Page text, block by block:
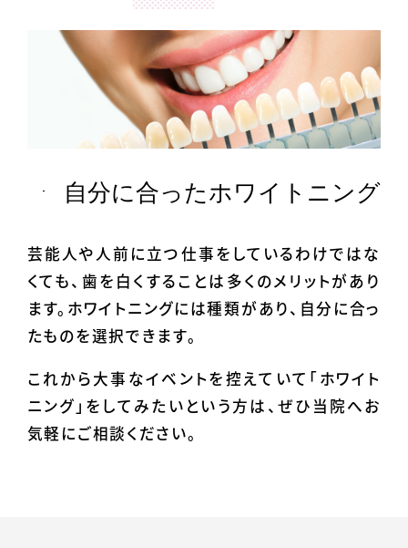
自分に合ったホワイトニング
芸能人や人前に立つ仕事をしているわけではな
くても、歯を白くすることは多くのメリットがあり
ます。ホワイトニングには種類があり、自分に合っ
たものを選択できます。
これから大事なイベントを控えていて「ホワイト
ニング」をしてみたいという方は、ぜひ当院へお
気軽にご相談ください。